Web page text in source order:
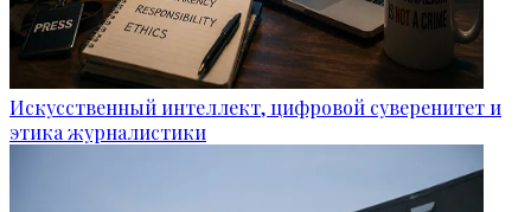
Искусственный интеллект, цифровой суверенитет и
этика журналистики